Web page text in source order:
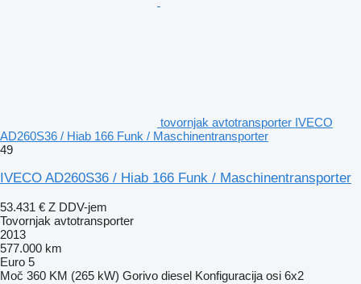
tovornjak avtotransporter IVECO
AD260S36 / Hiab 166 Funk / Maschinentransporter
49
IVECO AD260S36 / Hiab 166 Funk / Maschinentransporter
53.431 € Z DDV-jem
Tovornjak avtotransporter
2013
577.000 km
Euro 5
Moč 360 KM (265 kW) Gorivo diesel Konfiguracija osi 6x2